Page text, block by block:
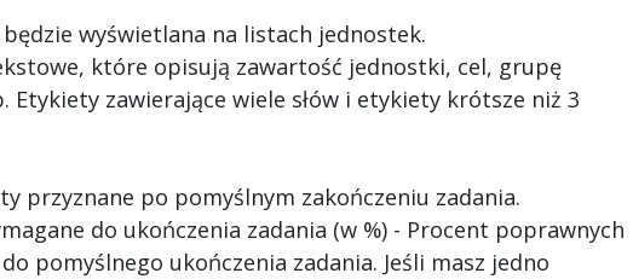
będzie wyświetlana na listach jednostek.
które opisują zawartość jednostki, cel, grupę
Etykiety zawierające wiele słów i etykiety krótsze niż 3
przyznane po pomyślnym zakończeniu zadania.
do ukończenia zadania (w %) - Procent poprawnych
pomyślnego ukończenia zadania. Jeśli masz jedno